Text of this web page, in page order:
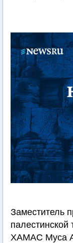
Заместитель
палестинской
ХАМАС Муса